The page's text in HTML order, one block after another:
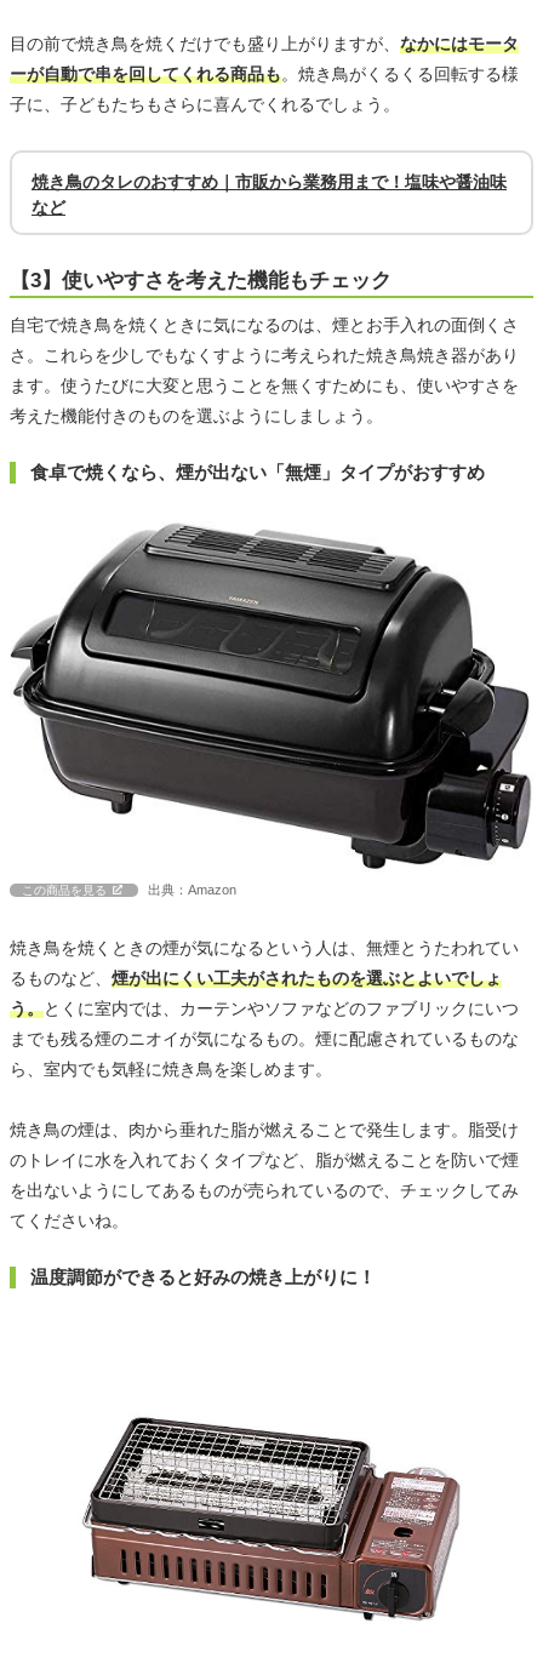
目の前で焼き鳥を焼くだけでも盛り上がりますが、 なかにはモータ
ーが自動で串を回してくれる商品も。焼き鳥がくるくる回転する様
子に、子どもたちもさらに喜んでくれるでしょう。
焼き鳥のタレのおすすめ｜市販から業務用まで！塩味や醤油味
など
【3】使いやすさを考えた機能もチェック
自宅で焼き鳥を焼くときに気になるのは、煙とお手入れの面倒くさ
さ。これらを少しでもなくすように考えられた焼き鳥焼き器があり
ます。使うたびに大変と思うことを無くすためにも、使いやすさを
考えた機能付きのものを選ぶようにしましょう。
食卓で焼くなら、煙が出ない「無煙」タイプがおすすめ
この商品を見る 出典：Amazon
焼き鳥を焼くときの煙が気になるという人は、無煙とうたわれてい
るものなど、 煙が出にくい工夫がされたものを選ぶとよいでしょ
う。とくに室内では、カーテンやソファなどのファブリックにいつ
までも残る煙のニオイが気になるもの。煙に配慮されているものな
ら、室内でも気軽に焼き鳥を楽しめます。
焼き鳥の煙は、肉から垂れた脂が燃えることで発生します。脂受け
のトレイに水を入れておくタイプなど、脂が燃えることを防いで煙
を出ないようにしてあるものが売られているので、チェックしてみ
てくださいね。
温度調節ができると好みの焼き上がりに！